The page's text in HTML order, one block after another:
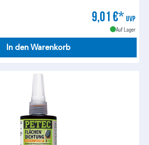
9,01 €* UVP
Auf Lager
In den Warenkorb